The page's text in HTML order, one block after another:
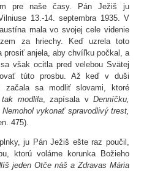
pre naše časy. Pán Ježiš ju
13.-14. septembra 1935. V
mala vo svojej cele videnie
za hriechy. Keď uzrela toto
prosiť anjela, aby chvíľku počkal, a
však ocitla pred velebou Svätej
túto prosbu. Až keď v duši
začala sa modliť slovami, ktoré
modlila, zapísala vDenníčku
vykonať spravodlivý trest,
475).
ju Pán Ježiš ešte raz poučil,
ktorú voláme korunka Božieho
jeden Otče náš a Zdravas Mária